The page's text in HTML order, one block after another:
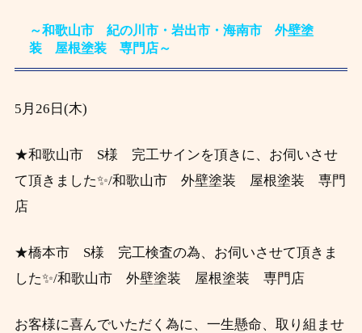
～和歌山市 紀の川市・岩出市・海南市 外壁塗
装 屋根塗装 専門店～
5月26 日(木)
★和歌山市 S様 完工サインを頂きに、お伺いさせ
て頂きました✨/和歌山市 外壁塗装 屋根塗装 専門
店
★橋本市 S様 完工検査の為、お伺いさせて頂きま
した✨/和歌山市 外壁塗装 屋根塗装 専門店
お客様に喜んでいただく為に、一生懸命、取り組ませ